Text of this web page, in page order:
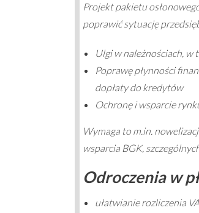
Projekt pakietu
poprawić sytuację
Ulgi w należnościach, w
Poprawę płynności
dopłaty do kredytów
Ochronę i wsparcie
Wymaga to m.in.
wsparcia BGK,
Odroczenia w
ułatwianie rozliczenia